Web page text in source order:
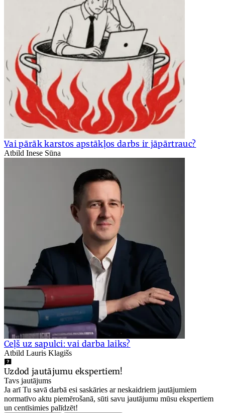
Vai pārāk karstos apstākļos darbs ir jāpārtrauc?
Atbild Inese Sūna
Ceļš uz sapulci: vai darba laiks?
Atbild Lauris Klagišs
Uzdod jautājumu ekspertiem!
Tavs jautājums
Ja arī Tu savā darbā esi saskāries ar neskaidriem jautājumiem
normatīvo aktu piemērošanā, sūti savu jautājumu mūsu ekspertiem
un centīsimies palīdzēt!